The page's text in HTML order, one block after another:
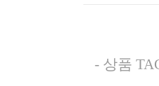
- 상품